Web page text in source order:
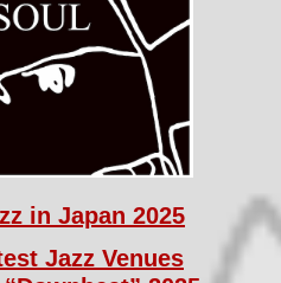
in Japan 2025
Jazz Venues